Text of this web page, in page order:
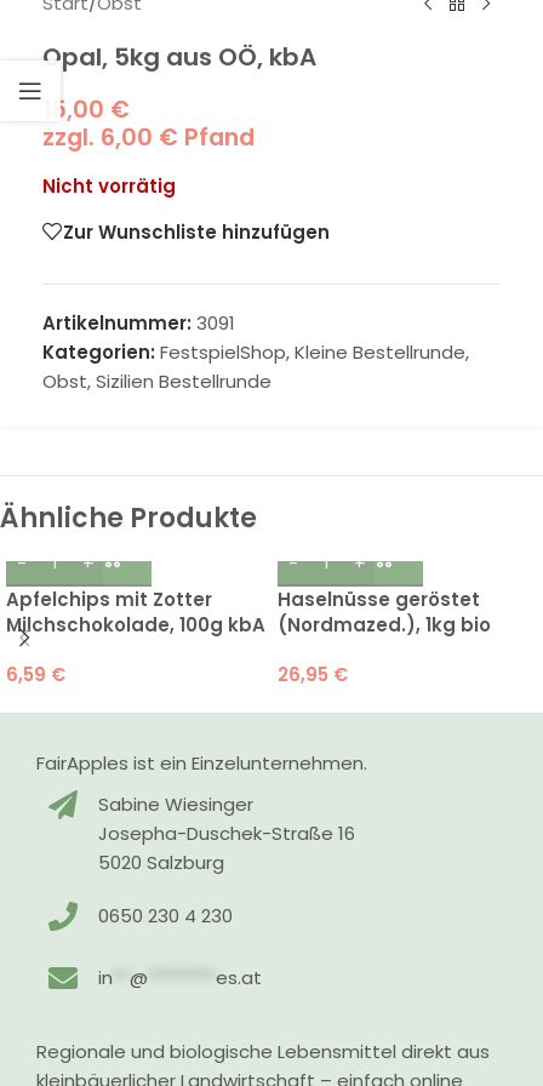
Opal, 5kg aus OÖ, kbA
15,00 €
zzgl. 6,00 € Pfand
Nicht vorrätig
Zur Wunschliste hinzufügen
Artikelnummer: 3091
Kategorien: FestspielShop,Kleine Bestellrunde,
Obst,Sizilien Bestellrunde
Ähnliche Produkte
Apfelchips mit Zotter
Milchschokolade, 100g kbA
6,59 €
Haselnüsse geröstet
(Nordmazed.), 1kg bio
26,95 €
FairApples ist ein Einzelunternehmen.
Sabine Wiesinger
Josepha-Duschek-Straße 16
5020 Salzburg
0650 230 4 230
in **@ ********es.at
Regionale und biologische Lebensmittel direkt aus
kleinbäuerlicher Landwirtschaft – einfach online